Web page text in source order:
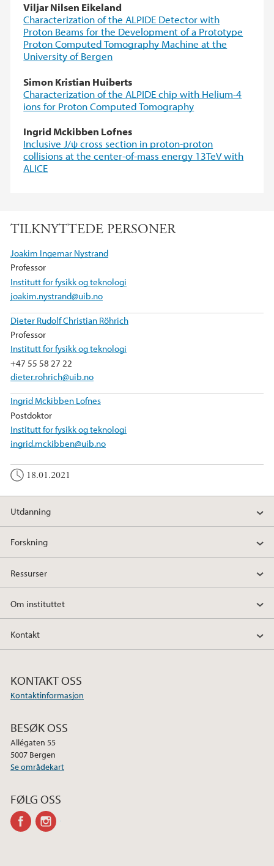
Viljar Nilsen Eikeland
Characterization of the ALPIDE Detector with
Proton Beams for the Development of a Prototype
Proton Computed Tomography Machine at the
University of Bergen
Simon Kristian Huiberts
Characterization of the ALPIDE chip with Helium-4
ions for Proton Computed Tomography
Ingrid Mckibben Lofnes
Inclusive J/ψ cross section in proton-proton
collisions at the center-of-mass energy 13TeV with
ALICE
TILKNYTTEDE PERSONER
Joakim Ingemar Nystrand
Professor
Institutt for fysikk og teknologi
joakim.nystrand@uib.no
Dieter Rudolf Christian Röhrich
Professor
Institutt for fysikk og teknologi
+47 55 58 27 22
dieter.rohrich@uib.no
Ingrid Mckibben Lofnes
Postdoktor
Institutt for fysikk og teknologi
ingrid.mckibben@uib.no
18.01.2021
Utdanning
Forskning
Ressurser
Om instituttet
Kontakt
KONTAKT OSS
Kontaktinformasjon
BESØK OSS
Allégaten 55
5007 Bergen
Se områdekart
FØLG OSS
facebook